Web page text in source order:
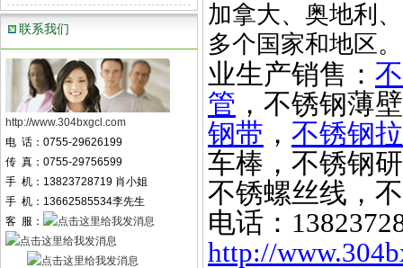
联系我们
http://www.304bxgcl.com
电 话：0755-29626199
传 真：0755-29756599
手 机：13823728719 肖小姐
手 机：13662585534李先生
客 服：
加拿大、奥地利
多个国家和地区。
业生产销售：
管 ，不锈钢薄
钢带 ， 不锈钢
车棒，不锈钢
不锈螺丝线，
电话：
http://